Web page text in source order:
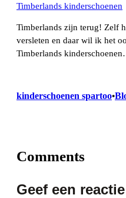
Timberlands kinderschoenen
Timberlands zijn terug! Zelf
versleten en daar wil ik het
Timberlands
kinderschoenen spartoo•
Comments
Geef een reactie